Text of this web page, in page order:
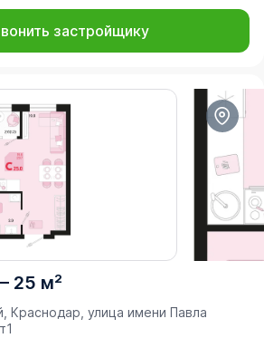
застройщику
25 м²
Краснодар, улица имени Павла